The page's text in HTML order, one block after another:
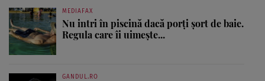
MEDIAFAX
Nu intri în piscină dacă porți șort de baie.
Regula care îi uimește...
GANDUL.RO